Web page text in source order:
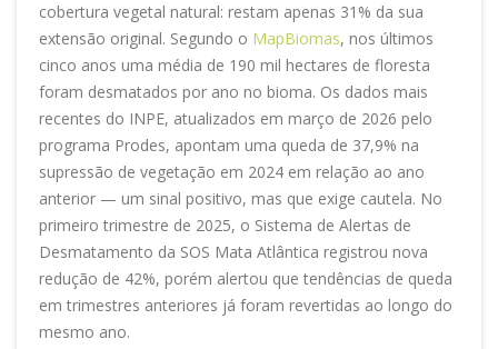
cobertura vegetal natural: restam apenas 31% da sua
extensão original. Segundo o MapBiomas, nos últimos
cinco anos uma média de 190 mil hectares de floresta
foram desmatados por ano no bioma. Os dados mais
recentes do INPE, atualizados em março de 2026 pelo
programa Prodes, apontam uma queda de 37,9% na
supressão de vegetação em 2024 em relação ao ano
anterior — um sinal positivo, mas que exige cautela. No
primeiro trimestre de 2025, o Sistema de Alertas de
Desmatamento da SOS Mata Atlântica registrou nova
redução de 42%, porém alertou que tendências de queda
em trimestres anteriores já foram revertidas ao longo do
mesmo ano.